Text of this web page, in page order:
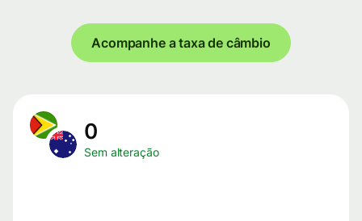
Acompanhe a taxa de câmbio
0
Sem alteração